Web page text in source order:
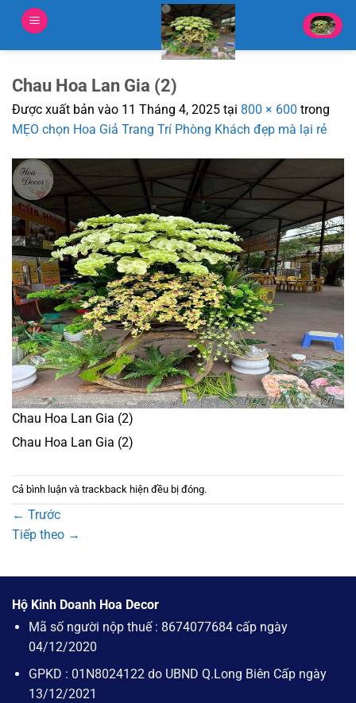
nội
Chau Hoa Lan Gia (2)
Được xuất bản vào 11 Tháng 4, 2025 tại 800 × 600 trong
MẸO chọn Hoa Giả Trang Trí Phòng Khách đẹp mà lại rẻ
Chau Hoa Lan Gia (2)
Chau Hoa Lan Gia (2)
Cả bình luận và trackback hiện đều bị đóng.
← Trước
Tiếp theo →
Hộ Kinh Doanh Hoa Decor
Mã số người nộp thuế : 8674077684 cấp ngày
04/12/2020
GPKD : 01N8024122 do UBND Q.Long Biên Cấp ngày
13/12/2021